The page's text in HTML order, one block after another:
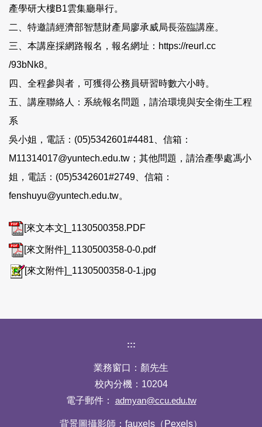
產學研大樓B1雲集廳舉行。
二、特邀請經濟部智慧財產局廖承威局長蒞臨講座。
三、本講座採網路報名，報名網址：https://reurl.cc
/93bNk8。
四、全程參與者，可獲得公務員研習時數六小時。
五、講座聯絡人：系統報名問題，請洽環境與安全衛生工程
系
吳小姐，電話：(05)5342601#4481、信箱：
M11314017@yuntech.edu.tw；其他問題，請洽產學處馮小
姐，電話：(05)5342601#2749、信箱：
fenshuyu@yuntech.edu.tw。
[來文本文]_1130500358.PDF
[來文附件]_1130500358-0-0.pdf
[來文附件]_1130500358-0-1.jpg
:::下方網站資訊區塊
業務窗口：顏先生
校內分機：10204
電子郵件： admyan@ccu.edu.tw
背景圖攝影師：fauxels（Pexels）